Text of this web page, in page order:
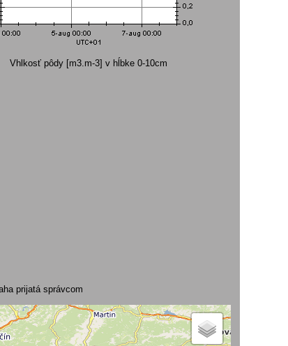
Vhlkosť pôdy [m3.m-3] v hĺbke 0-10cm
prijatá správcom